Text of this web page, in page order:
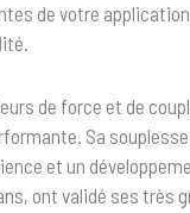
de votre
de force et de
Sa
et un
ont validé ses très